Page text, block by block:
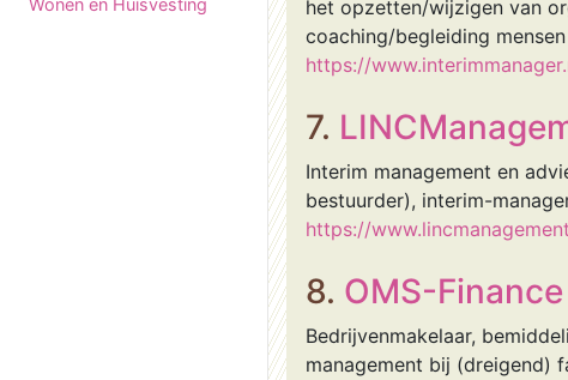
Wonen en Huisvesting
het opzetten/wijzigen van
coaching/begleiding
https://
7.
Interim management en
bestuurder), interim-
https://
8. OMS-Finance
Bedrijvenmakelaar,
management bij (dreigend)